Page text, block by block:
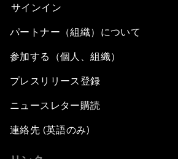
サインイン
パートナー（組織）について
参加する（個人、組織）
プレスリリース登録
ニュースレター購読
連絡先 (英語のみ)